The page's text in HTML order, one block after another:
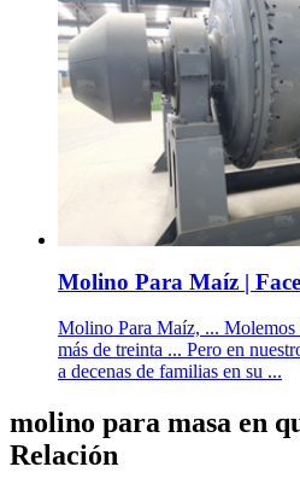
Molino Para Maíz |
Molino Para Maíz, ... Molemos
más de treinta ... Pero en
a decenas de familias en su ...
molino para masa en
Relación